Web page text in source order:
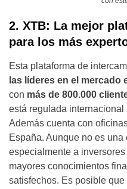
2. XTB: La mejor
para los más
Esta plataforma de
las líderes en el mercado
con más de 800.000
está regulada internacional
Además cuenta con
España. Aunque no es
especialmente a
mayores conocimientos
satisfechos. Es posible